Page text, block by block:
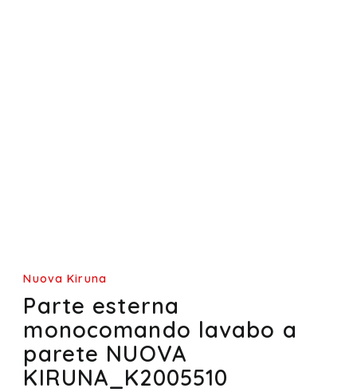
Nuova Kiruna
Parte esterna
monocomando lavabo a
parete NUOVA
KIRUNA_K2005510